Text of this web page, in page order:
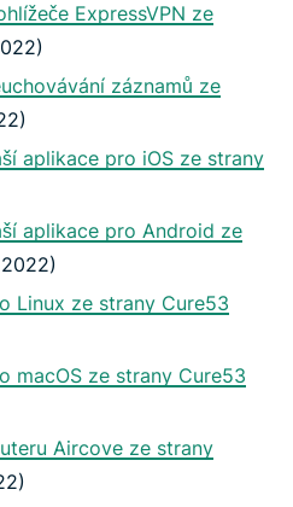
ExpressVPN ze
záznamů ze
aplikace pro iOS ze strany
aplikace pro Android ze
Linux ze strany Cure53
macOS ze strany Cure53
Aircove ze strany